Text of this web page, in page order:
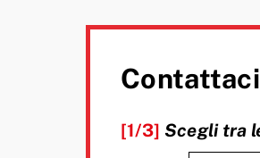
[1/3] Scegli tra